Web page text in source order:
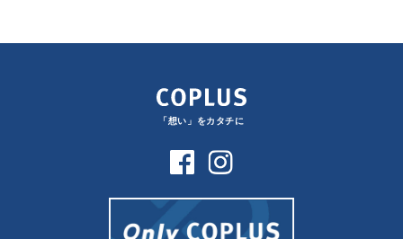
「想い」をカタチに